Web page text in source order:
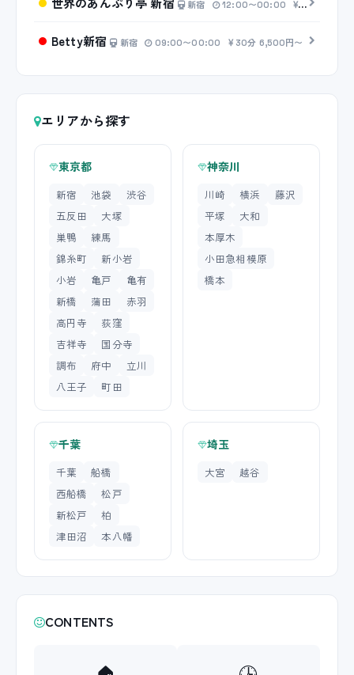
新宿 12:00〜00:00 20分 2,500
Betty新宿 新宿 09:00〜00:00 30分 6,500円〜
エリアから探す
東京都
新宿 池袋
渋谷
五反田
大塚
巣鴨
練馬
錦糸町
新小岩
小岩
亀戸
亀有
新橋
蒲田
赤羽
高円寺
荻窪
吉祥寺
国分寺
調布
府中
立川
八王子
町田
神奈川
川崎 横浜
藤沢
平塚
大和
本厚木
小田急相模原
橋本
千葉
千葉
船橋
西船橋
松戸
新松戸
柏
津田沼
本八幡
埼玉
大宮 越谷
CONTENTS